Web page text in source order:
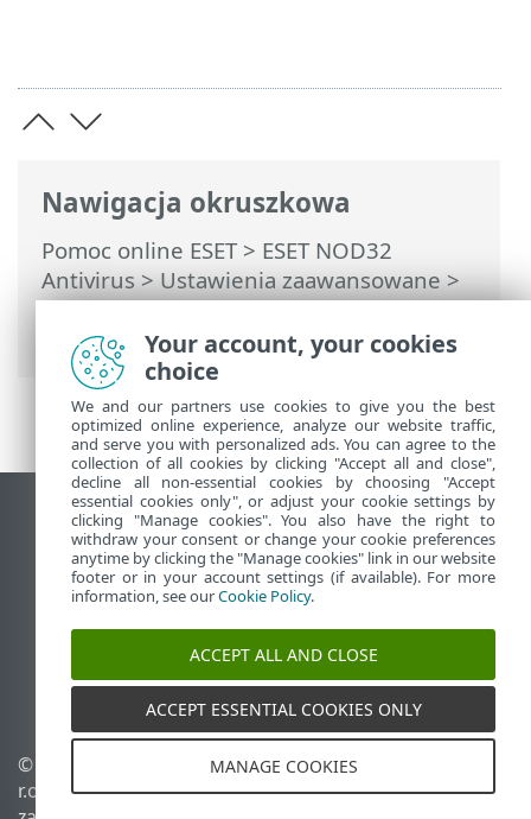
Nawigacja okruszkowa
Pomoc online ESET> ESET NOD32
Antivirus>Ustawienia zaawansowane>
Zabezpieczenia>SSL/TLS> Zaszyfrowany
ruch sieciowy
Wyświetl witrynę internetową dla
komputerów
End of Life
Baza wiedzy ESET
Forum ESET
ESET Status Portal
Pomoc regionalna
© 1992 - 2026 ESET, spol. s
r.o. – Wszelkie prawa
Zarządzaj plikami cookie
Polityka dotycząca plików
Your account, your cookies
choice
We and our partners use cookies to give you the best
optimized online experience, analyze our website traffic,
and serve you with personalized ads. You can agree to the
collection of all cookies by clicking "Accept all and close",
decline all non-essential cookies by choosing "Accept
essential cookies only", or adjust your cookie settings by
clicking "Manage cookies". You also have the right to
withdraw your consent or change your cookie preferences
anytime by clicking the "Manage cookies" link in our website
footer or in your account settings (if available). For more
information, see ourCookie Policy.
ACCEPT ALL AND CLOSE
ACCEPT ESSENTIAL COOKIES ONLY
MANAGE COOKIES